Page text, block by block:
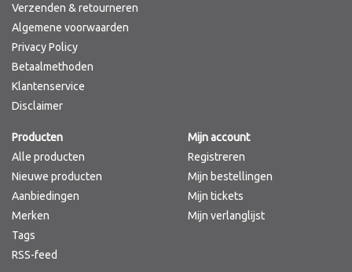
Ekseption Skincare
Blog
Verzenden & retourneren
Algemene voorwaarden
Privacy Policy
Betaalmethoden
Klantenservice
Disclaimer
Producten
Alle producten
Nieuwe producten
Aanbiedingen
Merken
Tags
RSS-feed
Mijn account
Registreren
Mijn bestellingen
Mijn tickets
Mijn verlanglijst